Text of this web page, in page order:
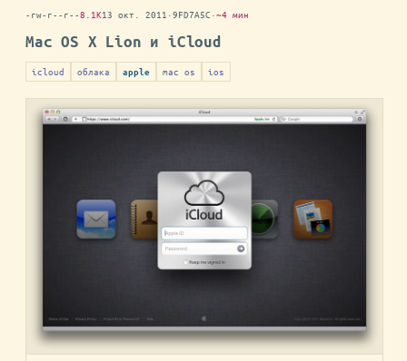
-rw-r--r--8.1K13 окт. 2011 ·9FD7A5C ·~4 мин
Mac OS X Lion и iCloud
icloud облака apple mac os ios